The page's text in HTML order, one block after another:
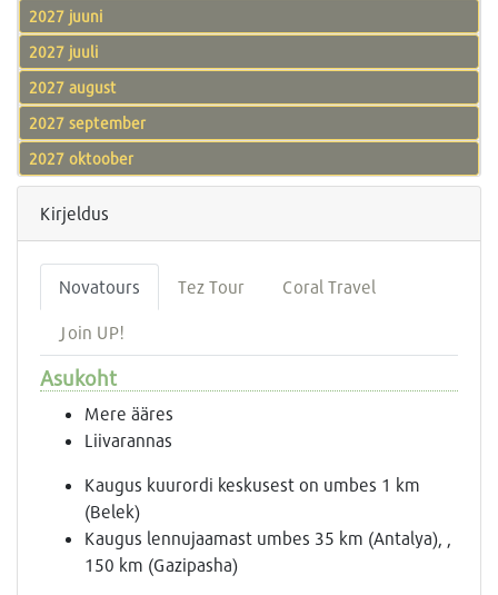
2027 juuni
2027 juuli
2027 august
2027 september
2027 oktoober
Kirjeldus
Novatours Tez Tour Coral Travel
Join UP!
Asukoht
Mere ääres
Liivarannas
Kaugus kuurordi keskusest on umbes 1 km
(Belek)
Kaugus lennujaamast umbes 35 km (Antalya), ,
150 km (Gazipasha)